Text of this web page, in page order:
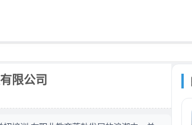
限公司